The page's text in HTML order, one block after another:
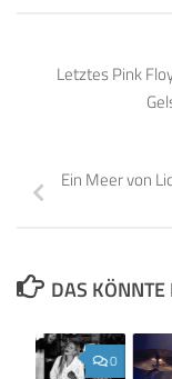
Letztes Pink
Ein Meer von
DAS
0